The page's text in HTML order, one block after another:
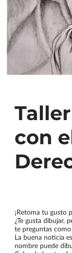
con
¡Retoma tu gusto
¿Te gusta dibujar,
te preguntas
La buena noticia
nombre puede